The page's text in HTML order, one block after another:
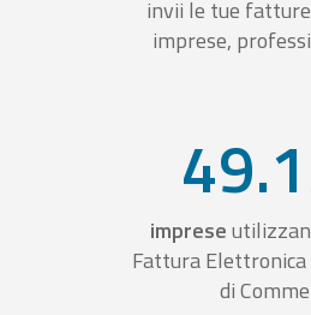
invii le tue fatture
imprese,
imprese
Fattura Elettronica
di